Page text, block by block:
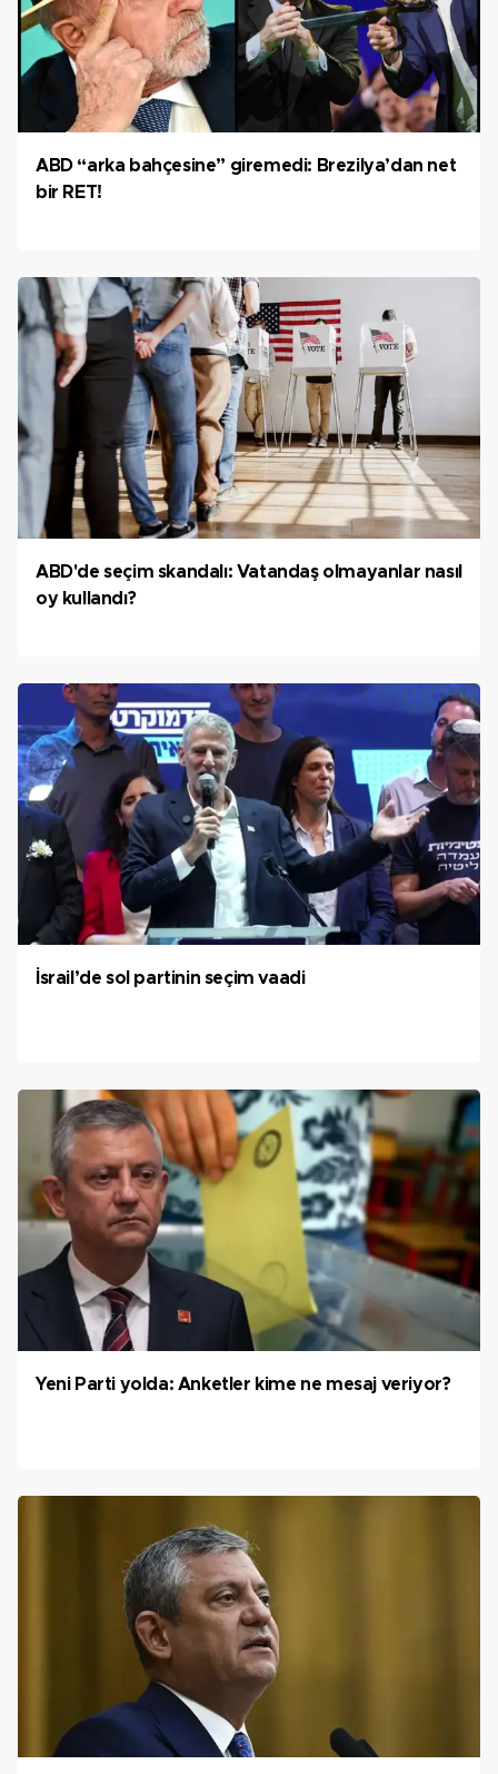
ABD “arka bahçesine” giremedi: Brezilya’dan net
bir RET!
ABD'de seçim skandalı: Vatandaş olmayanlar nasıl
oy kullandı?
İsrail’de sol partinin seçim vaadi
Yeni Parti yolda: Anketler kime ne mesaj veriyor?